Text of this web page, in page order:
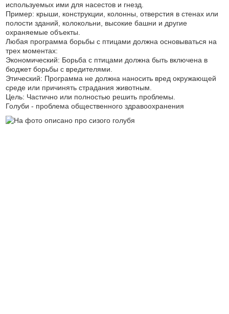
используемых ими для насестов и гнезд.
Пример: крыши, конструкции, колонны, отверстия в стенах или
полости зданий, колокольни, высокие башни и другие
охраняемые объекты.
Любая программа борьбы с птицами должна основываться на
трех моментах:
Экономический: Борьба с птицами должна быть включена в
бюджет борьбы с вредителями.
Этический: Программа не должна наносить вред окружающей
среде или причинять страдания животным.
Цель: Частично или полностью решить проблемы.
Голуби - проблема общественного здравоохранения